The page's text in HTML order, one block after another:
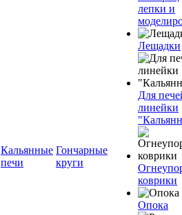
Кальянные
печи
Гончарные
круги
лепки и
Лещадки
Для
линейки
коврики
Опока